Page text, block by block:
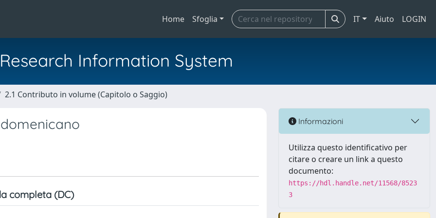
Home Sfoglia IT Aiuto LOGIN
Information System
2.1 Contributo in volume (Capitolo o Saggio)
completa (DC)
Informazioni
Utilizza questo identificativo per
citare o creare un link a questo
documento:
https://hdl.handle.net/11568/8523
3